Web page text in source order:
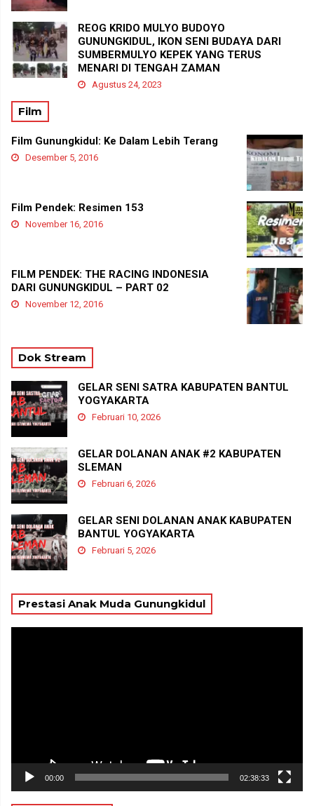
REOG KRIDO MULYO BUDOYO
GUNUNGKIDUL, IKON SENI BUDAYA DARI
SUMBERMULYO KEPEK YANG TERUS
MENARI DI TENGAH ZAMAN
Agustus 24, 2023
Film
Film Gunungkidul: Ke Dalam Lebih Terang
Desember 5, 2016
Film Pendek: Resimen 153
November 16, 2016
FILM PENDEK: THE RACING INDONESIA
DARI GUNUNGKIDUL – PART 02
November 12, 2016
Dok Stream
GELAR SENI SATRA KABUPATEN BANTUL
YOGYAKARTA
Februari 10, 2026
GELAR DOLANAN ANAK #2 KABUPATEN
SLEMAN
Februari 6, 2026
GELAR SENI DOLANAN ANAK KABUPATEN
BANTUL YOGYAKARTA
Februari 5, 2026
Prestasi Anak Muda Gunungkidul
00:00 02:38:33